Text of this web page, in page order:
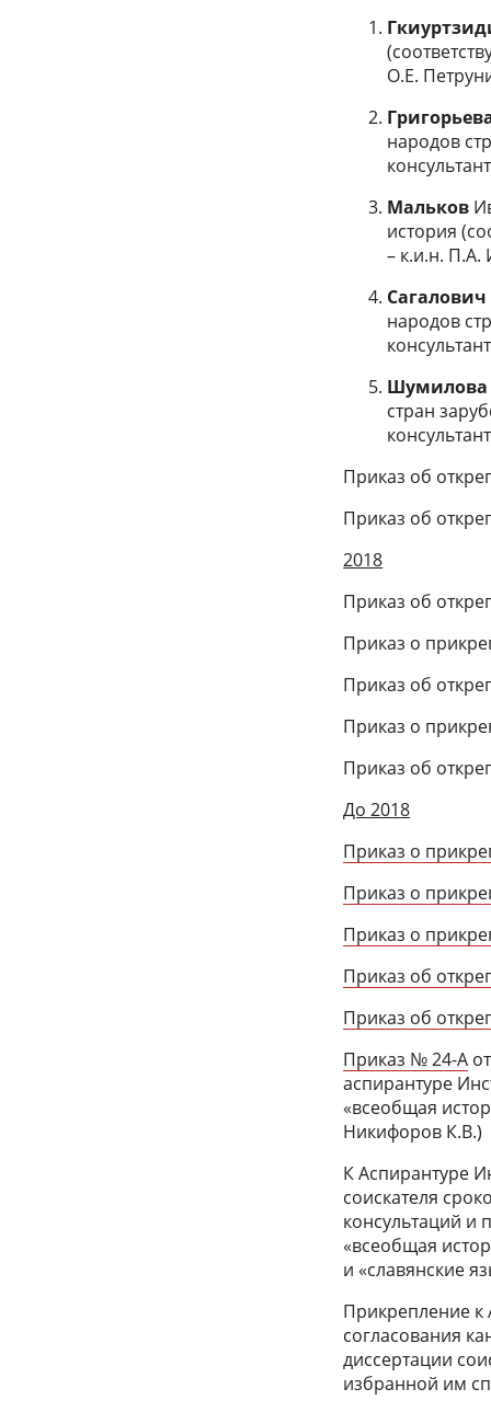
О.Е.
народов
Мальков
история
– к.и.н. П.А.
Сагалович
народов
стран
Приказ об
Приказ об
2018
Приказ об
Приказ о
Приказ об
Приказ о
Приказ об
До 2018
Приказ о
Приказ о
Приказ о
Приказ об
Приказ об
Приказ № 24-А
аспирантуре
«всеобщая
Никифоров К.В.)
К Аспирантуре
соискателя
консультаций и
«всеобщая
и «славянские
Прикрепление к
согласования
диссертации
избранной им